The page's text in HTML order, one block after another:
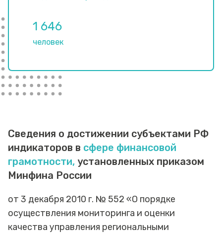
1 646
человек
Сведения о достижении субъектами РФ
индикаторов в сфере финансовой
грамотности, установленных приказом
Минфина России
от 3 декабря 2010 г. № 552 «О порядке
осуществления мониторинга и оценки
качества управления региональными